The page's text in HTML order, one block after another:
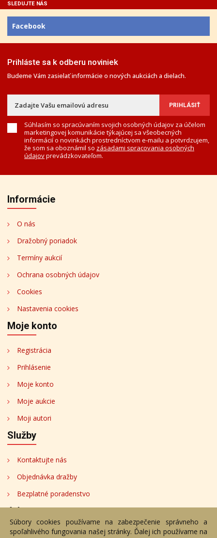
SLEDUJTE NÁS
Facebook
Prihláste sa k odberu noviniek
Budeme Vám zasielať informácie o nových aukciách a dielach.
Súhlasím so spracúvaním svojich osobných údajov za účelom
marketingovej komunikácie týkajúcej sa všeobecných
informácií o novinkách prostredníctvom e-mailu a potvrdzujem,
že som sa oboznámil so zásadami spracovania osobných
údajovprevádzkovateľom.
Informácie
O nás
Dražobný poriadok
Termíny aukcií
Ochrana osobných údajov
Cookies
Nastavenia cookies
Moje konto
Registrácia
Prihlásenie
Moje konto
Moje aukcie
Moji autori
Služby
Kontaktujte nás
Objednávka dražby
Bezplatné poradenstvo
Adresa
Nižný Hrušov 333, 094 22, Slovenská republika
Súbory cookies používame na zabezpečenie správneho a
spoľahlivého fungovania našej stránky. Ďalej ich používame na